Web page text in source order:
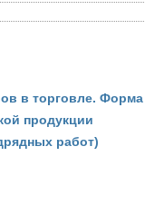
в торговле.
продукции
работ)